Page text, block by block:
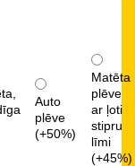
Auto
plēve
(+50%)
Matēta
plēve
ar ļoti
stipru
līmi
(+45%)